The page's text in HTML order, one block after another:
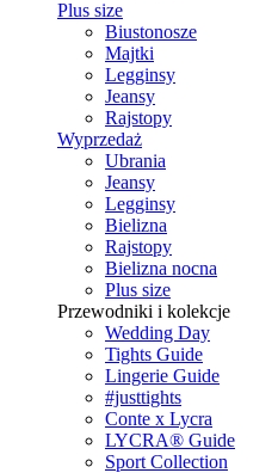
Plus size
Biustonosze
Majtki
Legginsy
Jeansy
Rajstopy
Wyprzedaż
Ubrania
Jeansy
Legginsy
Bielizna
Rajstopy
Bielizna nocna
Plus size
Przewodniki i kolekcje
Wedding Day
Tights Guide
Lingerie Guide
#justtights
Conte x Lycra
LYCRA® Guide
Sport Сollection